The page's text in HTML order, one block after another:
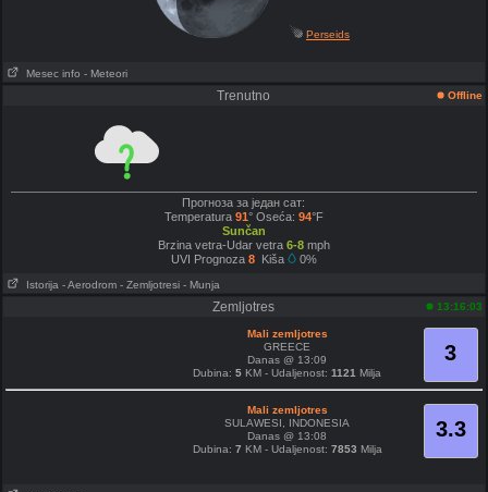
Perseids
Mesec info - Meteori
Trenutno Offline
Прогноза за један сат:
Temperatura 91° Oseća: 94°F
Sunčan
Brzina vetra-Udar vetra 6-8mph
UVI Prognoza 8Kiša 0%
Istorija - Aerodrom - Zemljotresi - Munja
Zemljotres 13:16:03
3
Mali zemljotres
GREECE
Danas @ 13:09
Dubina:5 KM - Udaljenost:1121 Milja
3.3
Mali zemljotres
SULAWESI, INDONESIA
Danas @ 13:08
Dubina: 7 KM - Udaljenost: 7853 Milja